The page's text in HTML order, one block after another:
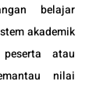
belajar
akademik
peserta atau
nilai